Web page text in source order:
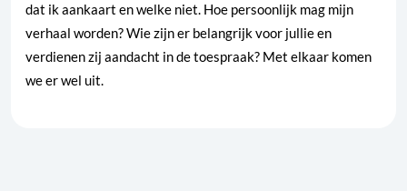
dat ik aankaart en welke niet. Hoe persoonlijk mag mijn
verhaal worden? Wie zijn er belangrijk voor jullie en
verdienen zij aandacht in de toespraak? Met elkaar komen
we er wel uit.